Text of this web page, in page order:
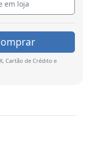
em loja
Cartão de Crédito e